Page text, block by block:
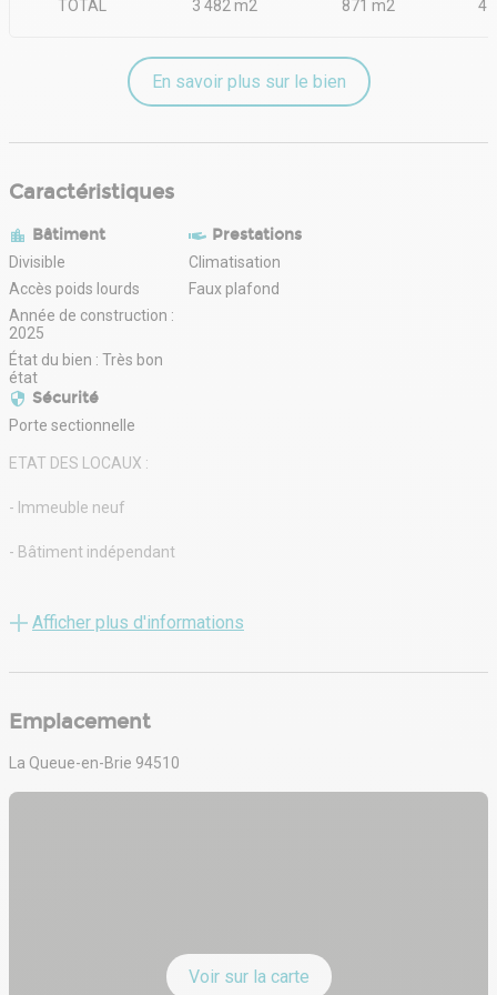
TOTAL 3 482 m2 871 m2 4
En savoir plus sur le bien
Caractéristiques
Bâtiment
Divisible
Accès poids lourds
Année de construction :
2025
État du bien : Très bon
état
Prestations
Climatisation
Faux plafond
Sécurité
Porte sectionnelle
ETAT DES LOCAUX :
- Immeuble neuf
- Bâtiment indépendant
- Bardage double peau
TOITURE - COUVERTURE :
Afficher plus d'informations
Emplacement
La Queue-en-Brie 94510
Voir sur la carte